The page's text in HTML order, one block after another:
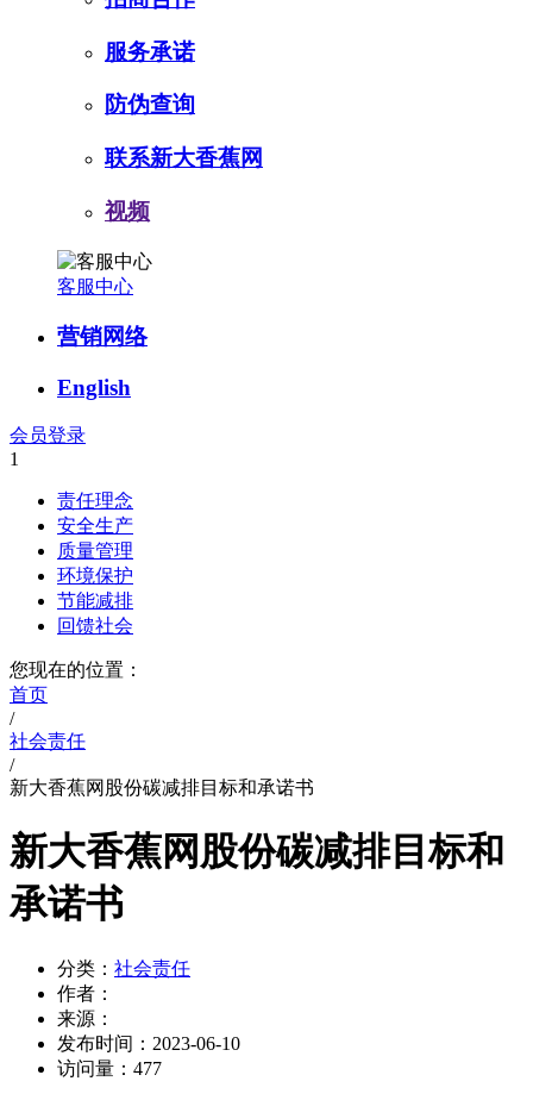
服务承诺
防伪查询
联系新大香蕉网
视频
客服中心
营销网络
English
会员登录
1
责任理念
安全生产
质量管理
环境保护
节能减排
回馈社会
您现在的位置：
首页
/
社会责任
/
新大香蕉网股份碳减排目标和承诺书
新大香蕉网股份碳减排目标和
承诺书
分类： 社会责任
作者：
来源：
发布时间： 2023-06-10
访问量： 477